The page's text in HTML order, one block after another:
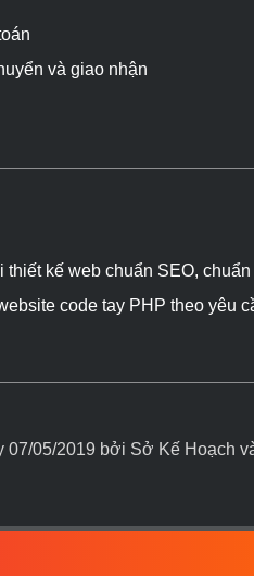
và giao nhận
kế web chuẩn SEO,
code tay PHP theo yêu
07/05/2019 bởi Sở Kế Hoạch